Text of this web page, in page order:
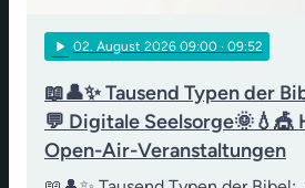
play_arrow 02. August 2026 09:00 · 09:52
📖👤✨ Tausend Typen der
💬 Digitale
Open-Air-Veranstaltungen